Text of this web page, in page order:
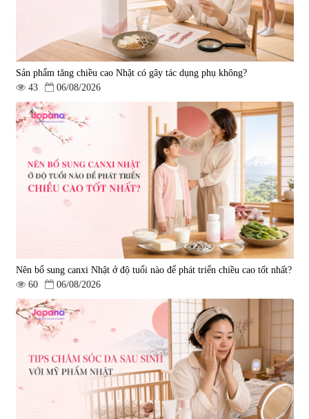
Sản phẩm tăng chiều cao Nhật có gây tác dụng phụ không?
43
06/08/2026
Nên bổ sung canxi Nhật ở độ tuổi nào để phát triển chiều cao tốt nhất?
60
06/08/2026